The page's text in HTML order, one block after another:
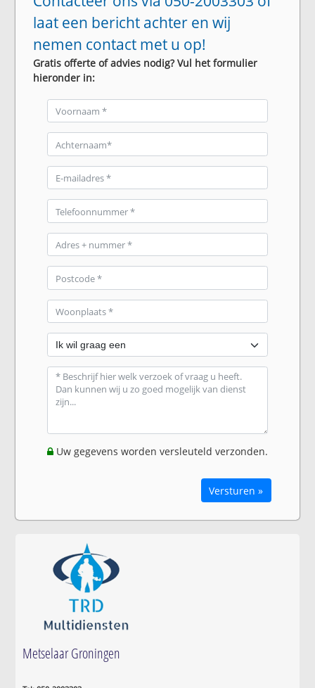
laat een bericht achter en wij
nemen contact met u op!
Gratis offerte of advies nodig? Vul het formulier
hieronder in:
Uw gegevens worden versleuteld verzonden.
Versturen »
Metselaar Groningen